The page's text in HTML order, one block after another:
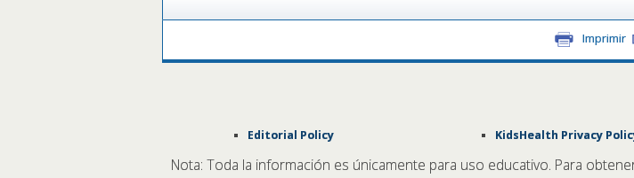
Imprimir
Editorial Policy KidsHealth Privacy
Nota: Toda la información es únicamente para uso educativo. Para